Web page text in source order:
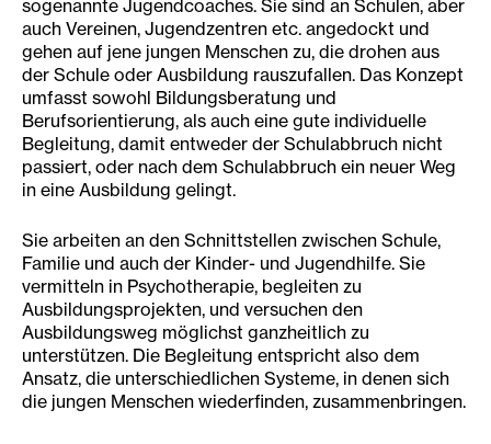
sogenannte Jugendcoaches. Sie sind an Schulen, aber
auch Vereinen, Jugendzentren etc. angedockt und
gehen auf jene jungen Menschen zu, die drohen aus
der Schule oder Ausbildung rauszufallen. Das Konzept
umfasst sowohl Bildungsberatung und
Berufsorientierung, als auch eine gute individuelle
Begleitung, damit entweder der Schulabbruch nicht
passiert, oder nach dem Schulabbruch ein neuer Weg
in eine Ausbildung gelingt.
Sie arbeiten an den Schnittstellen zwischen Schule,
Familie und auch der Kinder- und Jugendhilfe. Sie
vermitteln in Psychotherapie, begleiten zu
Ausbildungsprojekten, und versuchen den
Ausbildungsweg möglichst ganzheitlich zu
unterstützen. Die Begleitung entspricht also dem
Ansatz, die unterschiedlichen Systeme, in denen sich
die jungen Menschen wiederfinden, zusammenbringen.